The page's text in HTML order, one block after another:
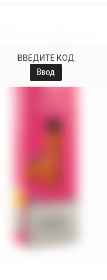
ВВЕДИТЕ КОД
Ввод